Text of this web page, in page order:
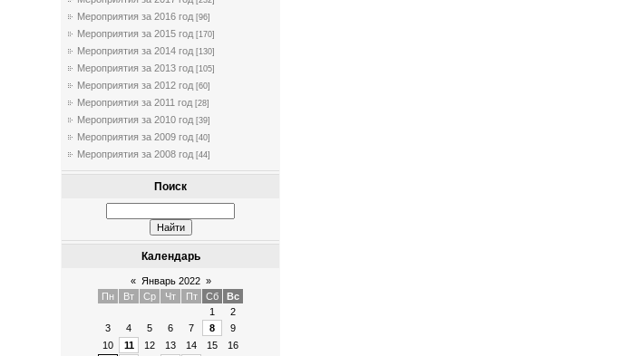
Мероприятия за 2016 год [96]
Мероприятия за 2015 год [170]
Мероприятия за 2014 год [130]
Мероприятия за 2013 год [105]
Мероприятия за 2012 год [60]
Мероприятия за 2011 год [28]
Мероприятия за 2010 год [39]
Мероприятия за 2009 год [40]
Мероприятия за 2008 год [44]
Поиск
Календарь
« Январь 2022 »
Пн
Вт Ср Чт Пт Сб
Вс
1
2
3
4 5 6 7 8
9
10
11 12 13 14 15
16